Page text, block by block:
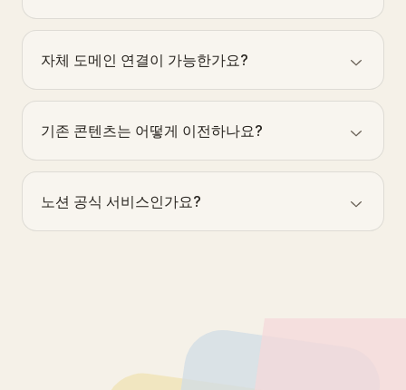
노션 공유는 단일 페이지 공개에 가깝습니다.
블프는 자체 도메인, SEO, 이메일 수집을 갖춘
블로그입니다.
자체 도메인 연결이 가능한가요?
가능합니다. /blog 등 하위 경로에도 연결할 수
있습니다.
기존 콘텐츠는 어떻게 이전하나요?
노션으로 옮긴 뒤 BlogPro와 연결합니다.
hi@blogpro.so로 문의하세요.
노션 공식 서비스인가요?